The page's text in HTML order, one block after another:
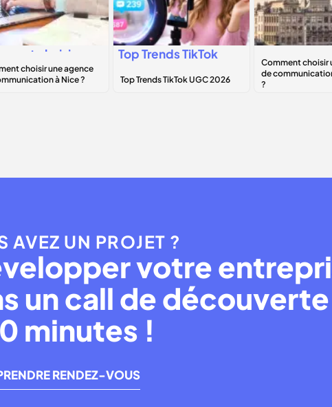
choisir
agence de
à
Top Trends TikTok
une agence
AVEZ UN PROJET ?
votre
un call de
minutes !
RENDEZ-VOUS